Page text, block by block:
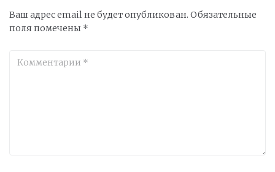
Ваш адрес email не будет опубликован. Обязательные
поля помечены *